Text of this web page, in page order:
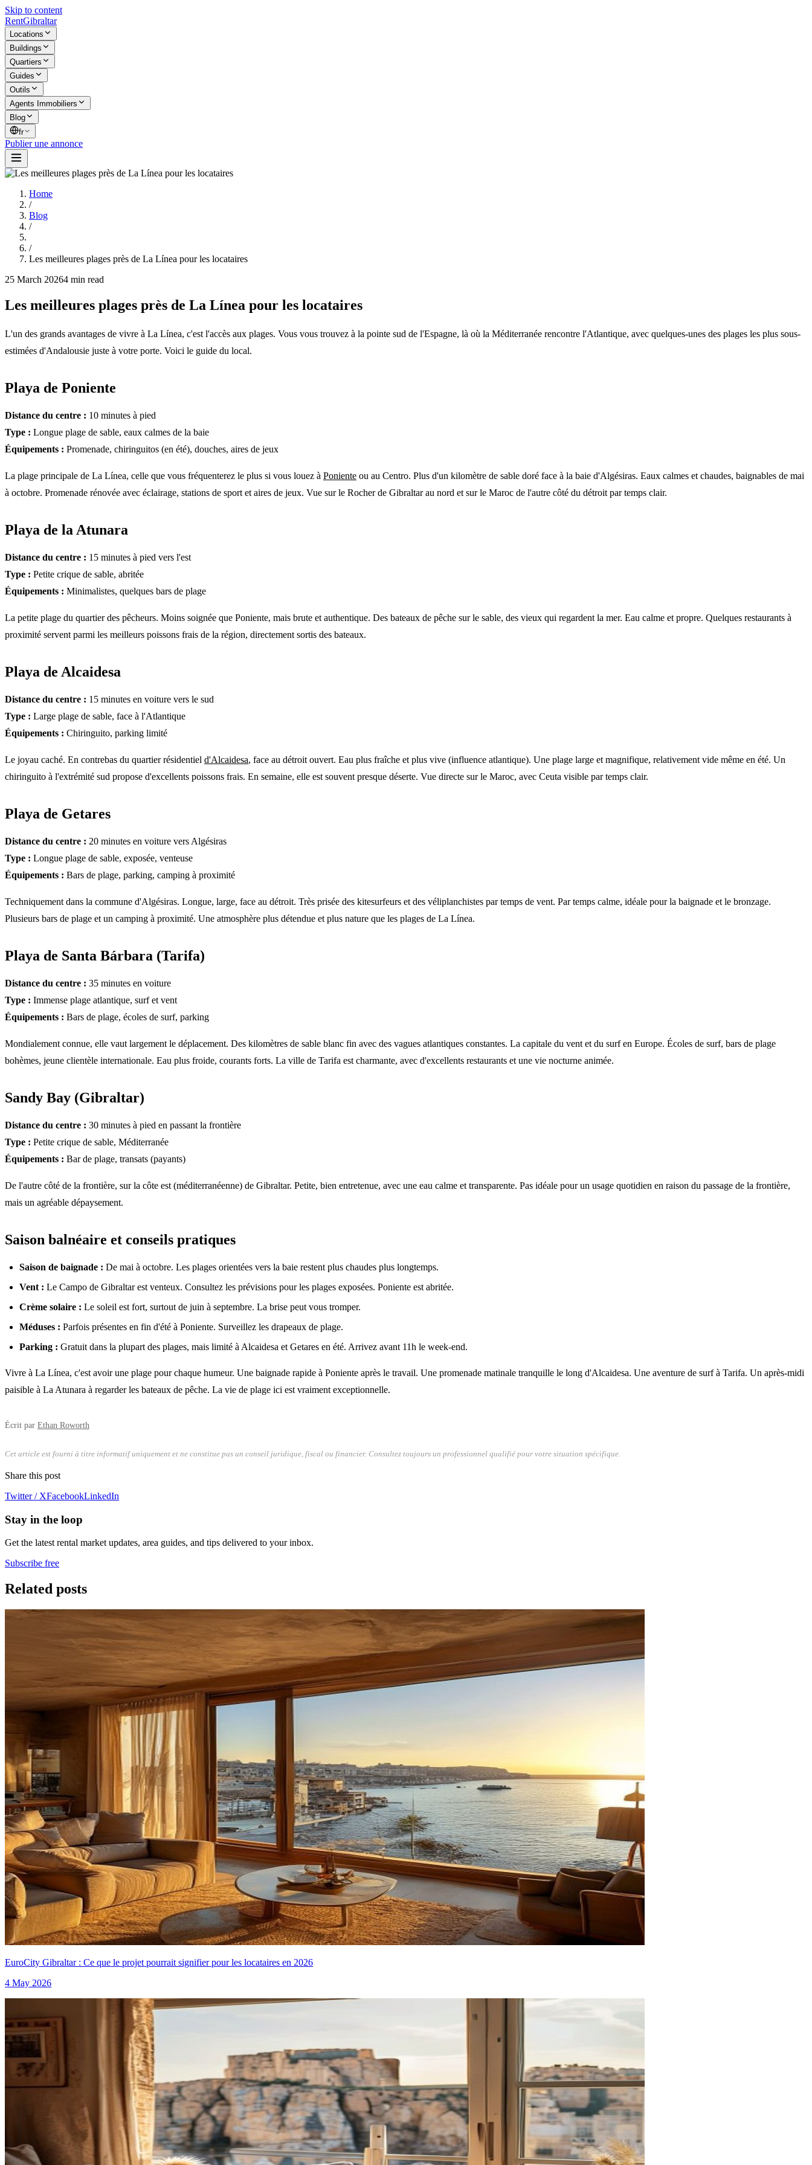
Skip to content
RentGibraltar
Locations
Buildings
Quartiers
Guides
Outils
Agents Immobiliers
Blog
fr
Publier une annonce
Home
/
Blog
/
/
Les meilleures plages près de La Línea pour les locataires
25 March 20264 min read
Les meilleures plages près de La Línea pour les locataires
L'un des grands avantages de vivre à La Línea, c'est l'accès aux plages. Vous vous trouvez à la pointe sud de l'Espagne, là où la Méditerranée rencontre l'Atlantique, avec quelques-unes des plages les plus sous-
estimées d'Andalousie juste à votre porte. Voici le guide du local.
Playa de Poniente
Distance du centre : 10 minutes à pied
Type : Longue plage de sable, eaux calmes de la baie
Équipements : Promenade, chiringuitos (en été), douches, aires de jeux
La plage principale de La Línea, celle que vous fréquenterez le plus si vous louez à Poniente ou au Centro. Plus d'un kilomètre de sable doré face à la baie d'Algésiras. Eaux calmes et chaudes, baignables de mai
à octobre. Promenade rénovée avec éclairage, stations de sport et aires de jeux. Vue sur le Rocher de Gibraltar au nord et sur le Maroc de l'autre côté du détroit par temps clair.
Playa de la Atunara
Distance du centre : 15 minutes à pied vers l'est
Type : Petite crique de sable, abritée
Équipements : Minimalistes, quelques bars de plage
La petite plage du quartier des pêcheurs. Moins soignée que Poniente, mais brute et authentique. Des bateaux de pêche sur le sable, des vieux qui regardent la mer. Eau calme et propre. Quelques restaurants à
proximité servent parmi les meilleurs poissons frais de la région, directement sortis des bateaux.
Playa de Alcaidesa
Distance du centre : 15 minutes en voiture vers le sud
Type : Large plage de sable, face à l'Atlantique
Équipements : Chiringuito, parking limité
Le joyau caché. En contrebas du quartier résidentiel d'Alcaidesa, face au détroit ouvert. Eau plus fraîche et plus vive (influence atlantique). Une plage large et magnifique, relativement vide même en été. Un
chiringuito à l'extrémité sud propose d'excellents poissons frais. En semaine, elle est souvent presque déserte. Vue directe sur le Maroc, avec Ceuta visible par temps clair.
Playa de Getares
Distance du centre : 20 minutes en voiture vers Algésiras
Type : Longue plage de sable, exposée, venteuse
Équipements : Bars de plage, parking, camping à proximité
Techniquement dans la commune d'Algésiras. Longue, large, face au détroit. Très prisée des kitesurfeurs et des véliplanchistes par temps de vent. Par temps calme, idéale pour la baignade et le bronzage.
Plusieurs bars de plage et un camping à proximité. Une atmosphère plus détendue et plus nature que les plages de La Línea.
Playa de Santa Bárbara (Tarifa)
Distance du centre : 35 minutes en voiture
Type : Immense plage atlantique, surf et vent
Équipements : Bars de plage, écoles de surf, parking
Mondialement connue, elle vaut largement le déplacement. Des kilomètres de sable blanc fin avec des vagues atlantiques constantes. La capitale du vent et du surf en Europe. Écoles de surf, bars de plage
bohèmes, jeune clientèle internationale. Eau plus froide, courants forts. La ville de Tarifa est charmante, avec d'excellents restaurants et une vie nocturne animée.
Sandy Bay (Gibraltar)
Distance du centre : 30 minutes à pied en passant la frontière
Type : Petite crique de sable, Méditerranée
Équipements : Bar de plage, transats (payants)
De l'autre côté de la frontière, sur la côte est (méditerranéenne) de Gibraltar. Petite, bien entretenue, avec une eau calme et transparente. Pas idéale pour un usage quotidien en raison du passage de la frontière,
mais un agréable dépaysement.
Saison balnéaire et conseils pratiques
Saison de baignade : De mai à octobre. Les plages orientées vers la baie restent plus chaudes plus longtemps.
Vent : Le Campo de Gibraltar est venteux. Consultez les prévisions pour les plages exposées. Poniente est abritée.
Crème solaire : Le soleil est fort, surtout de juin à septembre. La brise peut vous tromper.
Méduses : Parfois présentes en fin d'été à Poniente. Surveillez les drapeaux de plage.
Parking : Gratuit dans la plupart des plages, mais limité à Alcaidesa et Getares en été. Arrivez avant 11h le week-end.
Vivre à La Línea, c'est avoir une plage pour chaque humeur. Une baignade rapide à Poniente après le travail. Une promenade matinale tranquille le long d'Alcaidesa. Une aventure de surf à Tarifa. Un après-midi
paisible à La Atunara à regarder les bateaux de pêche. La vie de plage ici est vraiment exceptionnelle.
Écrit par Ethan Roworth
Cet article est fourni à titre informatif uniquement et ne constitue pas un conseil juridique, fiscal ou financier. Consultez toujours un professionnel qualifié pour votre situation spécifique.
Share this post
Twitter / XFacebookLinkedIn
Stay in the loop
Get the latest rental market updates, area guides, and tips delivered to your inbox.
Subscribe free
Related posts
EuroCity Gibraltar : Ce que le projet pourrait signifier pour les locataires en 2026
4 May 2026